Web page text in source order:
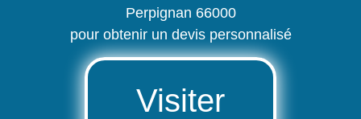
Perpignan 66000
pour obtenir un devis personnalisé
Visiter